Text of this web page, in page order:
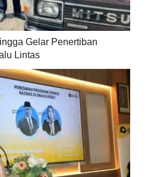
Gelar Penertiban
Lintas